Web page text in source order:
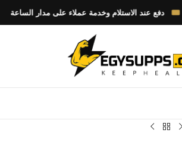
دفع عند الاستلام وخدمة عملاء على مدار الساعة